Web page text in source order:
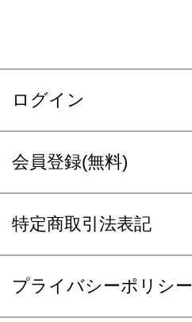
ログイン
会員登録(無料)
特定商取引法表記
プライバシーポリシー